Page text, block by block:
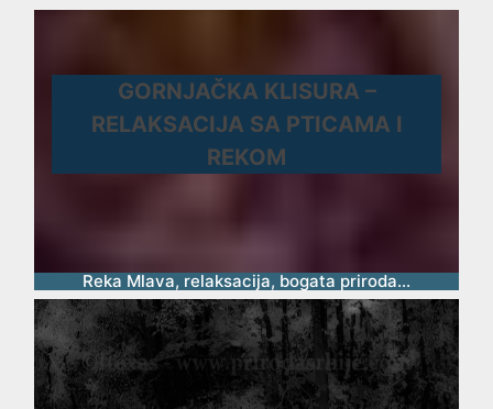
KLISURA
SA
PTICAMA
REKOM
GORNJAČKA KLISURA –
RELAKSACIJA SA PTICAMA I
REKOM
Reka Mlava, relaksacija, bogata priroda…